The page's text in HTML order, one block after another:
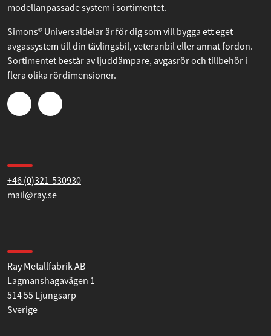
Inställningar
Statistik
Marknadsföring
modellanpassade system i sortimentet.
Simons® Universaldelar är för dig som vill bygga ett eget
avgassystem till din tävlingsbil, veteranbil eller annat fordon.
Sortimentet består av ljuddämpare, avgasrör och tillbehör i
flera olika rördimensioner.
+46 (0)321-530930
mail@ray.se
Ray Metallfabrik AB
Lagmanshagavägen 1
514 55 Ljungsarp
Sverige